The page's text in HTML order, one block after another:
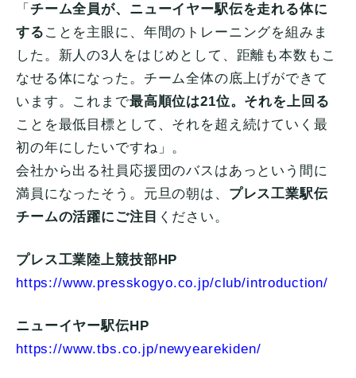
「 チーム全員が、ニューイヤー駅伝を走れる体に
する ことを主眼に、年間のトレーニングを組みま
した。新人の3人をはじめとして、距離も本数もこ
なせる体になった。チーム全体の底上げができて
います。これまで最高順位は21位。それを上回る
ことを最低目標として、それを超え続けていく最
初の年にしたいですね」。
会社から出る社員応援団のバスはあっという間に
満員になったそう。元旦の朝は、 プレス工業駅伝
チームの活躍にご注目 ください。
プレス工業陸上競技部HP
https://www.presskogyo.co.jp/club/introduction/
ニューイヤー駅伝HP
https://www.tbs.co.jp/newyearekiden/